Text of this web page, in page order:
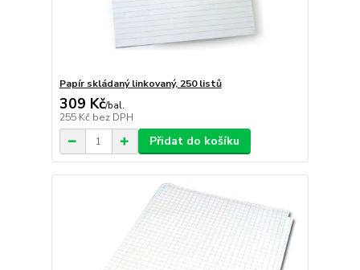
Papír skládaný linkovaný, 250 listů
309 Kč/bal.
255 Kč bez DPH
Přidat do košíku